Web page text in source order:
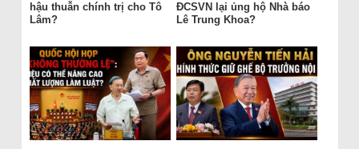
hậu thuẫn chính trị cho Tô
Lâm?
ĐCSVN lại ủng hộ Nhà báo
Lê Trung Khoa?